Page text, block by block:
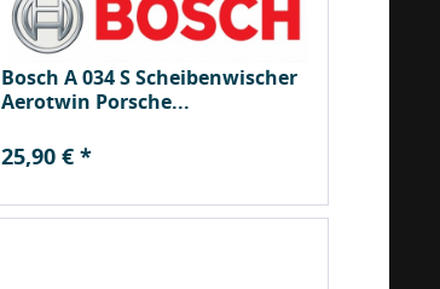
Bosch A 034 S Scheibenwischer
Aerotwin Porsche...
25,90 € *